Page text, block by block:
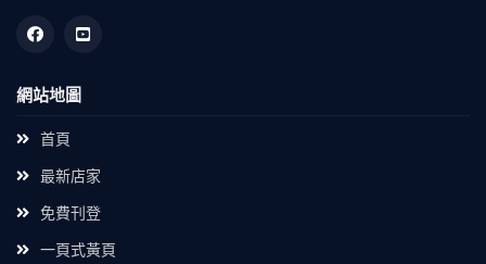
網站地圖
首頁
最新店家
免費刊登
一頁式黃頁